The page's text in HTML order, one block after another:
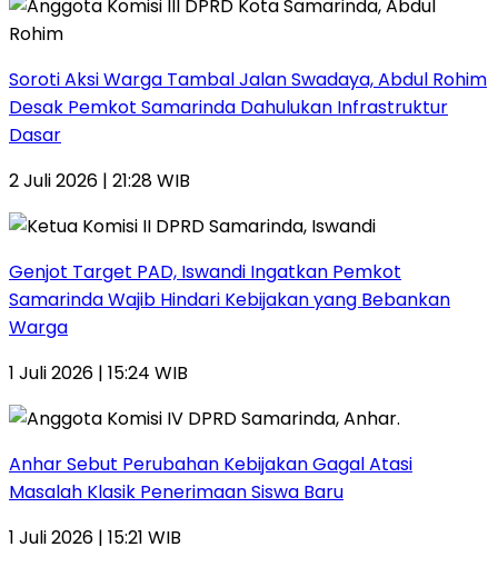
Soroti Aksi Warga Tambal Jalan Swadaya, Abdul Rohim
Desak Pemkot Samarinda Dahulukan Infrastruktur
Dasar
2 Juli 2026 | 21:28 WIB
Genjot Target PAD, Iswandi Ingatkan Pemkot
Samarinda Wajib Hindari Kebijakan yang Bebankan
Warga
1 Juli 2026 | 15:24 WIB
Anhar Sebut Perubahan Kebijakan Gagal Atasi
Masalah Klasik Penerimaan Siswa Baru
1 Juli 2026 | 15:21 WIB